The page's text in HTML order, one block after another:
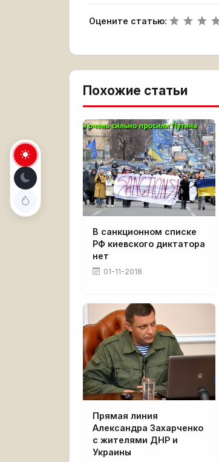
Оцените статью:
Похожие статьи
В санкционном списке
РФ киевского диктатора
нет
01-11-2018
Прямая линия
Александра Захарченко
с жителями ДНР и
Украины